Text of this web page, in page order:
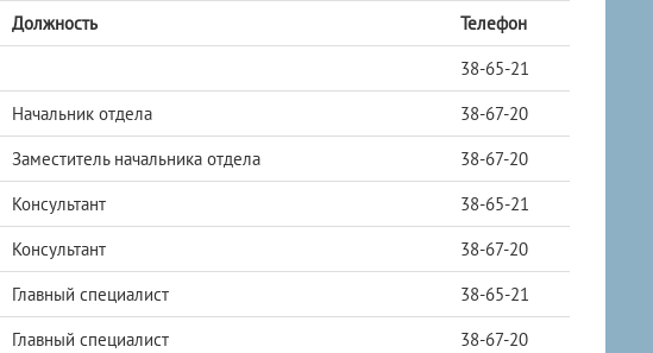
Должность
Телефон
38-65-21
Начальник отдела
38-67-20
Заместитель начальника отдела
38-67-20
Консультант
38-65-21
Консультант
38-67-20
Главный специалист
38-65-21
Главный специалист 38-67-20